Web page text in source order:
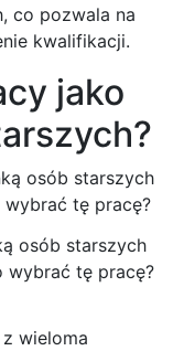
co pozwala na
kwalifikacji.
jako
osób starszych
wybrać tę pracę?
wieloma